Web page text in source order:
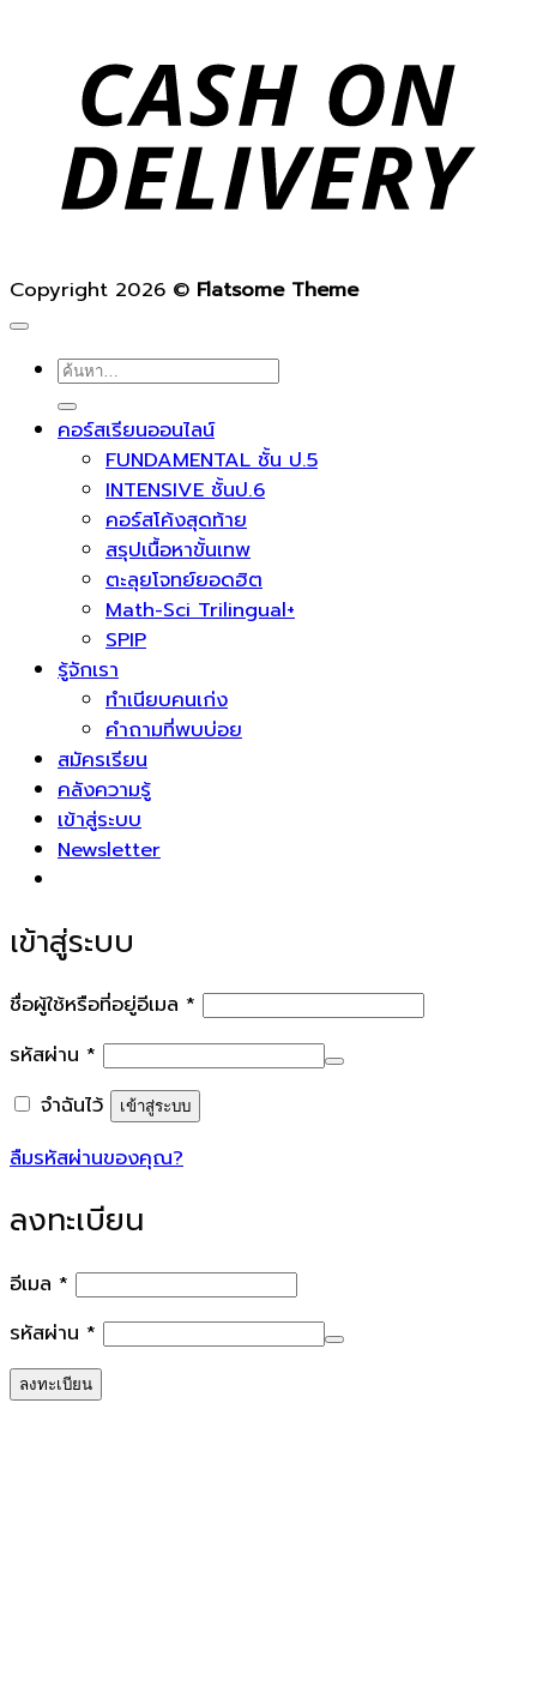
Copyright 2026 © Flatsome Theme
ค้นหา:
คอร์สเรียนออนไลน์
FUNDAMENTAL ชั้น ป.5
INTENSIVE ชั้นป.6
คอร์สโค้งสุดท้าย
สรุปเนื้อหาขั้นเทพ
ตะลุยโจทย์ยอดฮิต
Math-Sci Trilingual+
SPIP
รู้จักเรา
ทำเนียบคนเก่ง
คำถามที่พบบ่อย
สมัครเรียน
คลังความรู้
เข้าสู่ระบบ
Newsletter
เข้าสู่ระบบ
ชื่อผู้ใช้หรือที่อยู่อีเมล * ต้องการ
รหัสผ่าน * ต้องการ
จำฉันไว้
เข้าสู่ระบบ
ลืมรหัสผ่านของคุณ?
ลงทะเบียน
อีเมล * ต้องการ
รหัสผ่าน * ต้องการ
ลงทะเบียน